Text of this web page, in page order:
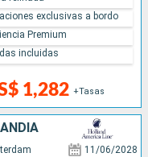
1,282 +Tasas
exclusivas a bordo
Premium
incluidas
11/06/2028